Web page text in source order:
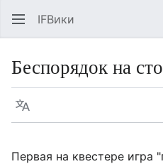
IFВики
Беспорядок на
Язык
Первая на квестере игра